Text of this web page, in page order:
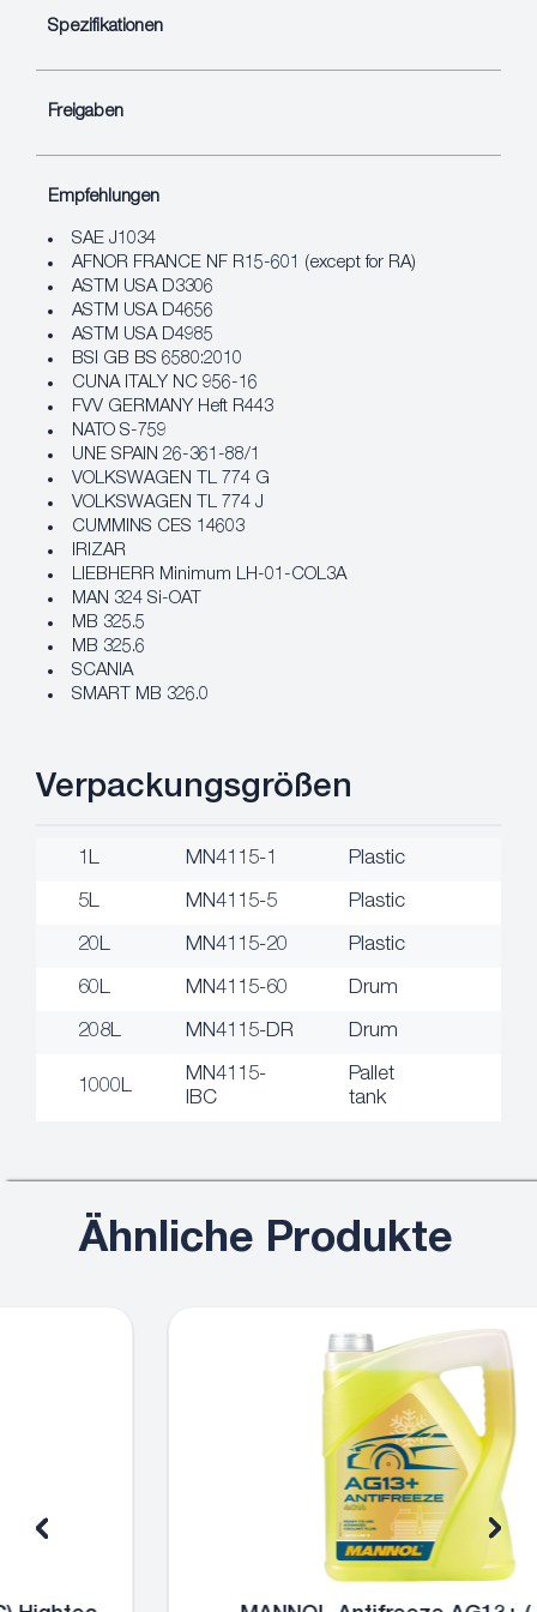
Spezifikationen
Freigaben
Empfehlungen
SAE J1034
AFNOR FRANCE NF R15-601 (except for RA)
ASTM USA D3306
ASTM USA D4656
ASTM USA D4985
BSI GB BS 6580:2010
CUNA ITALY NC 956-16
FVV GERMANY Heft R443
NATO S-759
UNE SPAIN 26-361-88/1
VOLKSWAGEN TL 774 G
VOLKSWAGEN TL 774 J
CUMMINS CES 14603
IRIZAR
LIEBHERR Minimum LH-01-COL3A
MAN 324 Si-OAT
MB 325.5
MB 325.6
SCANIA
SMART MB 326.0
Verpackungsgrößen
1L MN4115-1 Plastic
5L MN4115-5 Plastic
20L MN4115-20 Plastic
60L MN4115-60 Drum
208L MN4115-DR Drum
1000L
MN4115-
IBC
Pallet
tank
Ähnliche Produkte